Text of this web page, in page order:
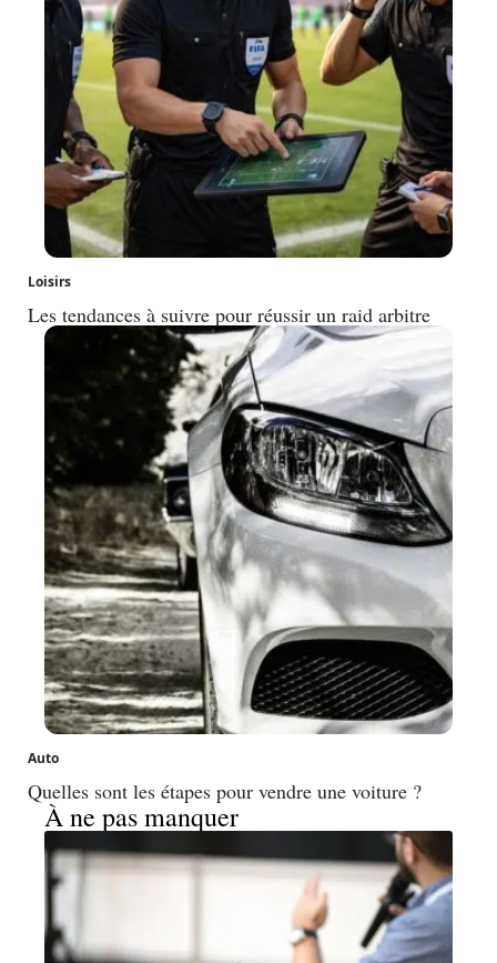
Loisirs
Les tendances à suivre pour réussir un raid arbitre
Auto
Quelles sont les étapes pour vendre une voiture ?
À ne pas manquer